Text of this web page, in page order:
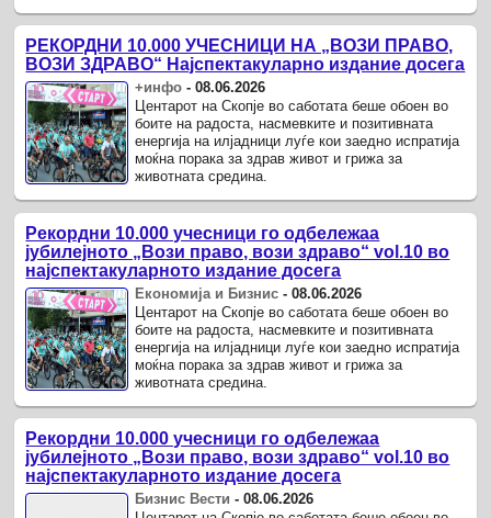
РЕКОРДНИ 10.000 УЧЕСНИЦИ НА „ВОЗИ ПРАВО,
ВОЗИ ЗДРАВО“ Најспектакуларно издание досега
+инфо -08.06.2026
Центарот на Скопје во саботата беше обоен во
боите на радоста, насмевките и позитивната
енергија на илјадници луѓе кои заедно испратија
моќна порака за здрав живот и грижа за
животната средина.
Рекордни 10.000 учесници го одбележаа
јубилејното „Вози право, вози здраво“ vol.10 во
најспектакуларното издание досега
Економија и Бизнис -08.06.2026
Центарот на Скопје во саботата беше обоен во
боите на радоста, насмевките и позитивната
енергија на илјадници луѓе кои заедно испратија
моќна порака за здрав живот и грижа за
животната средина.
Рекордни 10.000 учесници го одбележаа
јубилејното „Вози право, вози здраво“ vol.10 во
најспектакуларното издание досега
Бизнис Вести -08.06.2026